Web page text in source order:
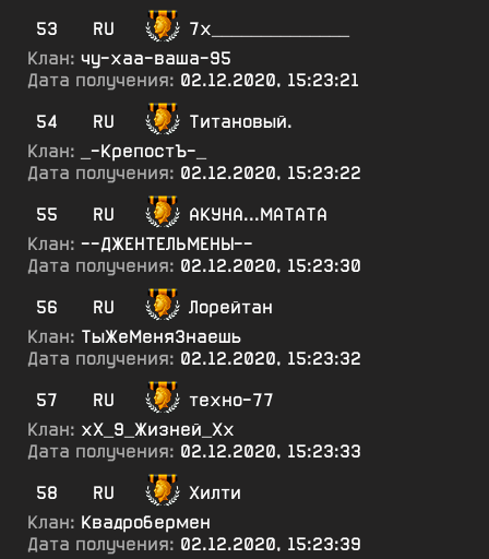
53
RU
7х______________
Клан: чу-хаа-ваша-95
Дата получения: 02.12.2020, 15:23:21
54
RU
Титановый.
Клан:
_-КрепостЪ-_
Дата получения: 02.12.2020, 15:23:22
55
RU
АКУНА...МАТАТА
Клан: --ДЖЕНТЕЛЬМЕНЫ--
Дата получения: 02.12.2020, 15:23:30
56
RU
Лорейтан
Клан: ТыЖеМеняЗнаешь
Дата получения: 02.12.2020, 15:23:32
57
RU
техно-77
Клан: хХ_9_Жизней_Хх
Дата получения: 02.12.2020, 15:23:33
58
RU
Хилти
Клан: Квадробермен
Дата получения: 02.12.2020, 15:23:39